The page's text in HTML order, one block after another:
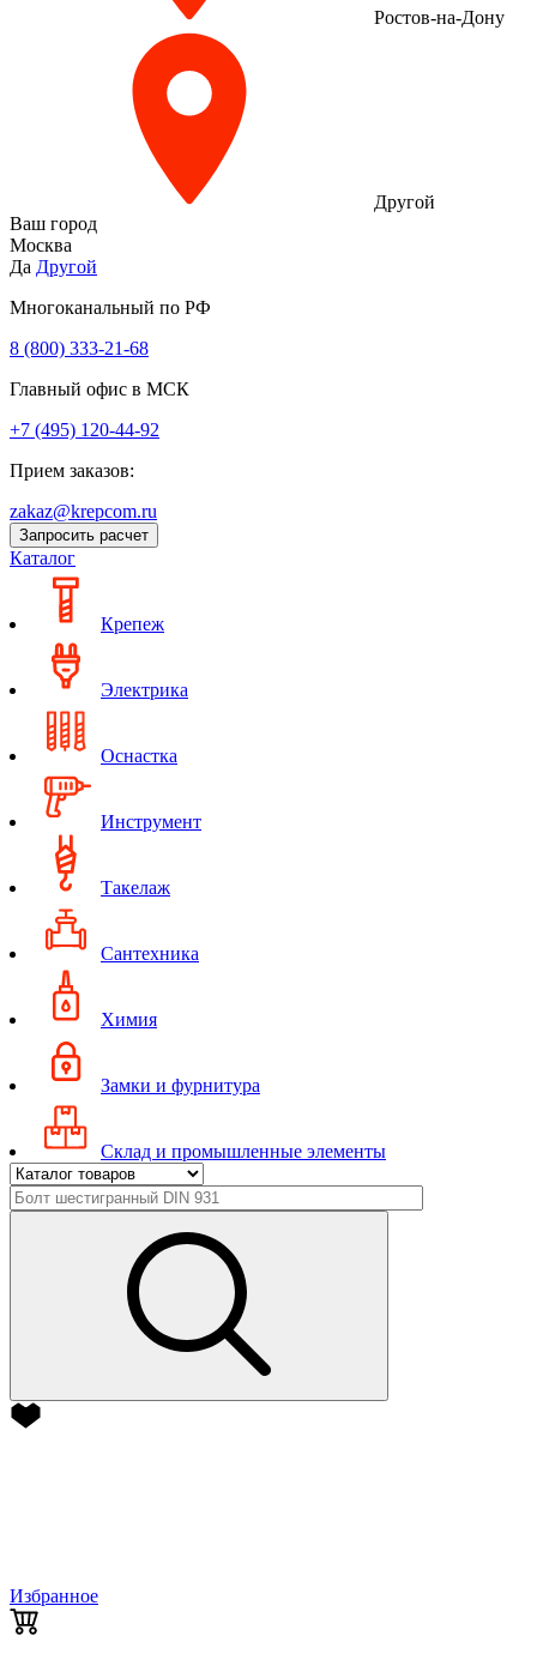
Ростов-на-Дону
Другой
Ваш город
Москва
Да Другой
Многоканальный по РФ
8 (800) 333‑21-68
Главный офис в МСК
+7 (495) 120-44-92
Прием заказов:
zakaz@krepcom.ru
Запросить расчет
Каталог
Крепеж
Электрика
Оснастка
Инструмент
Такелаж
Сантехника
Химия
Замки и фурнитура
Склад и промышленные элементы
Избранное